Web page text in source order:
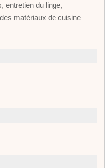
entretien du linge,
matériaux de cuisine